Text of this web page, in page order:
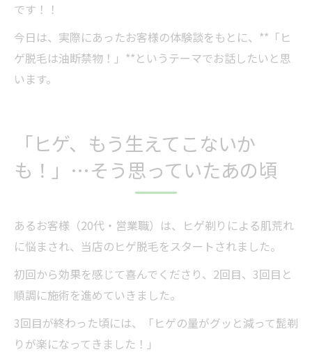
です！！
今日は、実際にあったお客様の体験談をもとに、**「ヒ
ゲ脱毛は油断禁物！」**というテーマでお話したいと思
います。
「ヒゲ、もう生えてこないか
も！」…そう思っていたあの頃
あるお客様（20代・営業職）は、ヒゲ剃りによる肌荒れ
に悩まされ、当店のヒゲ脱毛をスタートされました。
初回から効果を感じて喜んでくださり、2回目、3回目と
順調に施術を進めていきました。
3回目が終わった頃には、「ヒゲの量がグッと減って髭剃
りが楽になってきました！」